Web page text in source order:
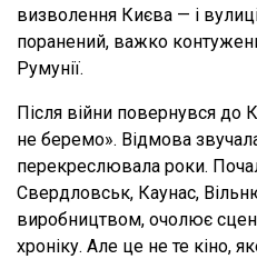
визволення Києва — і
поранений, важко
Румунії.
Після війни повернувся до
не беремо». Відмова
перекреслювала роки.
Свердловськ, Каунас,
виробництвом, очолює
хроніку. Але це не те кіно,